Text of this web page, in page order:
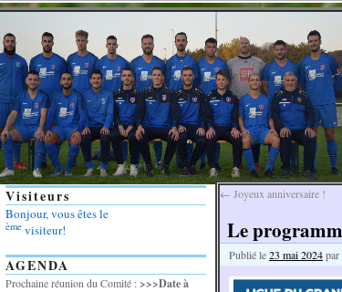
← Joyeux anniversaire !
Le
Publié le23 mai 2024par
Visiteurs
Bonjour, vous êtes le
ème visiteur!
AGENDA
Prochaine réunion du Comité :>>>Date à